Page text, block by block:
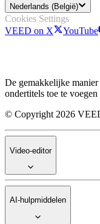
Nederlands (België)
Cookies Settings
VEED on X
YouTube
De gemakkelijke
ondertitels toe te
© Copyright 2026
Video-editor
AI-hulpmiddelen